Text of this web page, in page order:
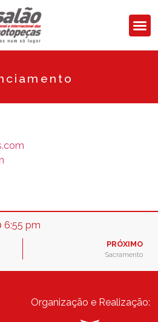
6:55 pm
PRÓXIMO
Sacramento
Organização e Realização: